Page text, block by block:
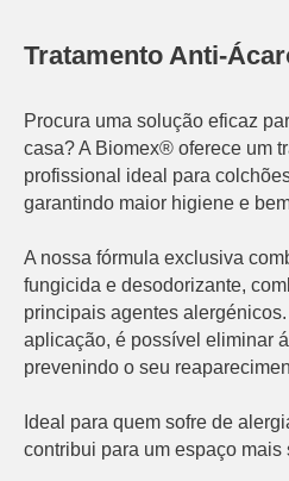
Tratamento Anti-
Procura uma solução eficaz
casa? A Biomex® oferece um
profissional ideal para
garantindo maior higiene e
A nossa fórmula exclusiva
fungicida e desodorizante,
principais agentes
aplicação, é possível eliminar
prevenindo o seu
Ideal para quem sofre de
contribui para um espaço mais